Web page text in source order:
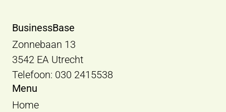
BusinessBase
Zonnebaan 13
3542 EA Utrecht
Telefoon: 030 2415538
Menu
Home